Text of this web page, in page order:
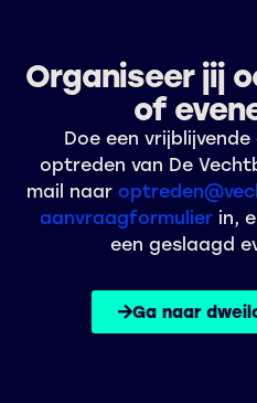
Organiseer jij
of
Doe een
optreden van De
mail naar
aanvraagformulierin,
een geslaagd
Ga naar